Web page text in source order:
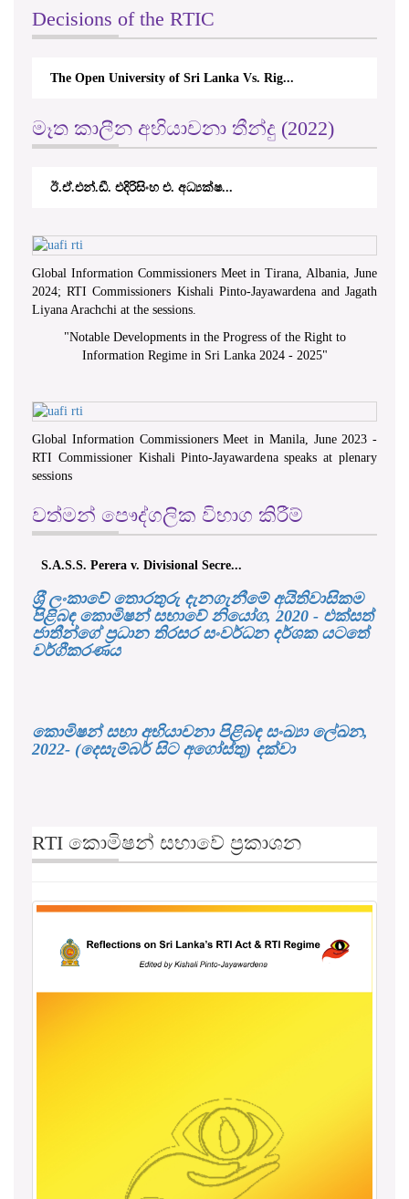
Decisions of the RTIC
The Open University of Sri Lanka Vs. Rig...
මෑත කාලීන අභියාචනා තීන්දු (2022)
ඊ.ඒ.එන්.ඩී. එදිරිසිංහ එ. අධ්‍යක්ෂ...
Global Information Commissioners Meet in Tirana, Albania, June
2024; RTI Commissioners Kishali Pinto-Jayawardena and Jagath
Liyana Arachchi at the sessions.
"Notable Developments in the Progress of the Right to
Information Regime in Sri Lanka 2024 - 2025"
Global Information Commissioners Meet in Manila, June 2023 -
RTI Commissioner Kishali Pinto-Jayawardena speaks at plenary
sessions
වත්මන් පෞද්ගලික විභාග කිරීම්
S.A.S.S. Perera v. Divisional Secre...
ශ‍්‍රී ලංකාවේ තොරතුරු දැනගැනීමේ අයිතිවාසිකම
පිළිබඳ කොමිෂන් සභාවේ නියෝග, 2020 - එක්සත්
ජාතීන්ගේ ප්‍රධාන තිරසර සංවර්ධන දර්ශක යටතේ
වර්ගීකරණය
කොමිෂන් සභා අභියාචනා පිළිබඳ සංඛ්‍යා ලේඛන,
2022- (දෙසැම්බර් සිට අගෝස්තු) දක්වා
RTI කොමිෂන් සභාවේ ප්‍රකාශන